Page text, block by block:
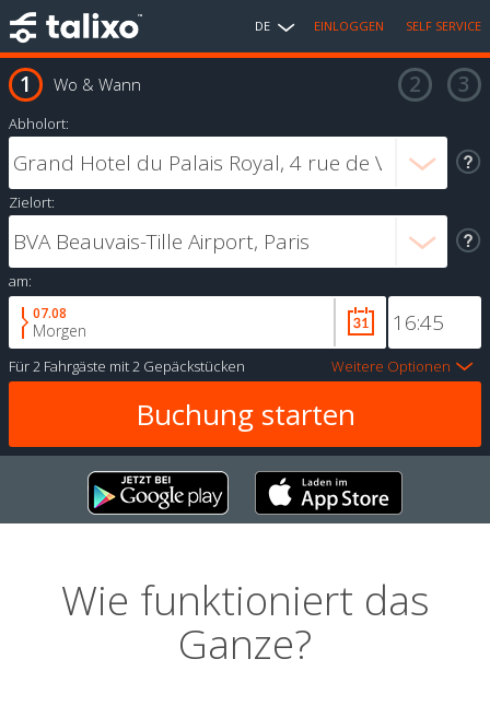
DE EINLOGGEN SELF SERVICE
Wo & Wann
Abholort:
Zielort:
am:
07.08
Morgen
Für2 Fahrgäste mit2 Gepäckstücken Weitere Optionen
Wie funktioniert das
Ganze?